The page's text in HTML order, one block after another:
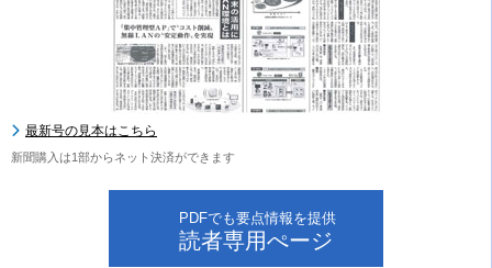
最新号の見本はこちら
新聞購入は1部からネット決済ができます
PDFでも要点情報を提供
読者専用ぺージ